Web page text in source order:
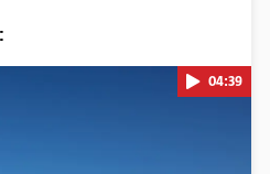
04:39